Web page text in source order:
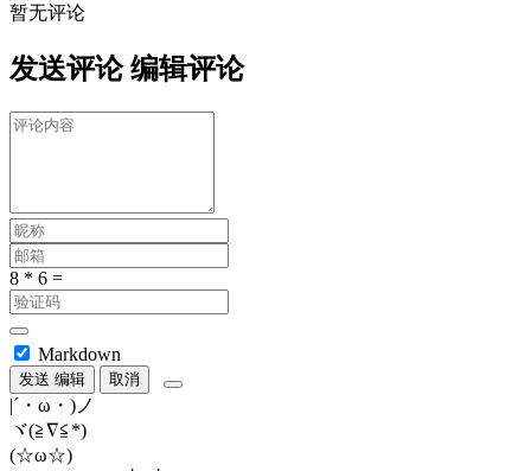
暂无评论
发送评论 编辑评论
Markdown
发送 编辑 取消
|´・ω・)ノ
ヾ(≧∇≦*)ゝ
(☆ω☆)